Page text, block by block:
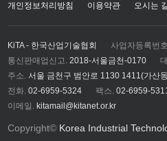
개인정보처리방침 이용약관 오시는 길
KiTA - 한국산업기술협회 사업자등록번
통신판매업신고. 2018-서울금천-0170
주소. 서울 금천구 범안로 1130 1411(가산
전화. 02-6959-5324 팩스. 02-6959-
이메일. kitamail@kitanet.or.kr
Copyright© Korea Industrial